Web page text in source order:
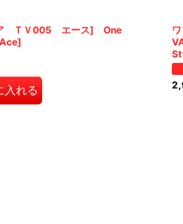
ア ＴＶ005 エース] One
入れる